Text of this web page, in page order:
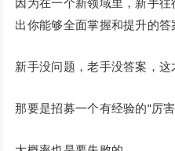
因为在一个新领域里，新手
出你能够全面掌握和提升的答
新手没问题，老手没答案，这
那要是招募一个有经验的“厉